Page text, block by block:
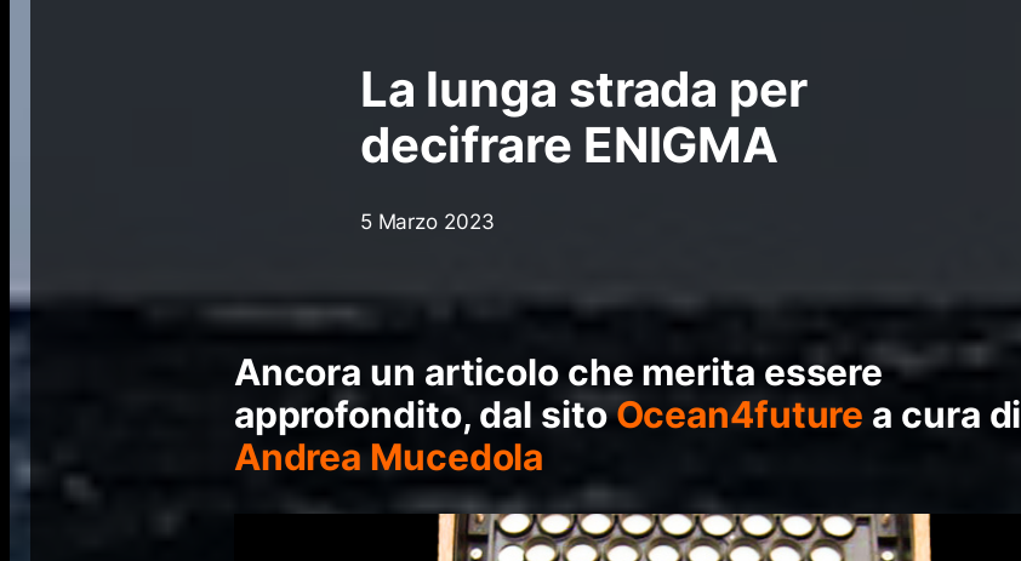
La lunga strada per
decifrare ENIGMA
5 Marzo 2023
Ancora un articolo che merita essere
approfondito, dal sitoOcean4future a cura di
Andrea Mucedola